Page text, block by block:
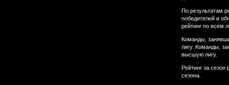
По результатам
победителей и
рейтинг по всем
Команды,
лигу. Команды,
высшую лигу.
Рейтинг за
сезона.